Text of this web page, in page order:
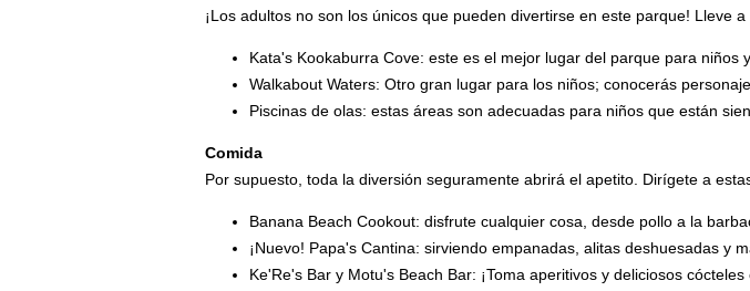
¡Los adultos no son los únicos que pueden divertirse en este parque! Lleve
Kata's Kookaburra Cove: este es el mejor lugar del parque para
Walkabout Waters: Otro gran lugar para los niños; conocerás
Piscinas de olas: estas áreas son adecuadas para niños que están
Comida
Por supuesto, toda la diversión seguramente abrirá el apetito. Dirígete a
Banana Beach Cookout: disfrute cualquier cosa, desde pollo a la
¡Nuevo! Papa's Cantina: sirviendo empanadas, alitas deshuesadas y
Ke'Re's Bar y Motu's Beach Bar: ¡Toma aperitivos y deliciosos